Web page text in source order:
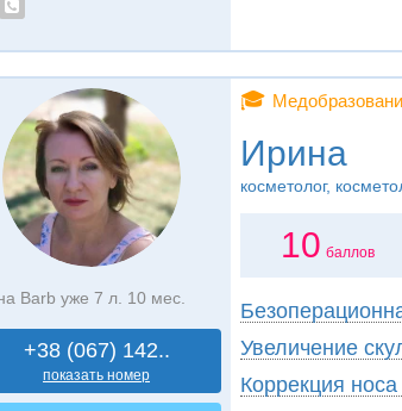
Barb уже 7 л. 10 мес.
+38 (067) 142..
показать номер
🎓
Ирина
косметолог,
10 баллов
Увеличение
Коррекция носа